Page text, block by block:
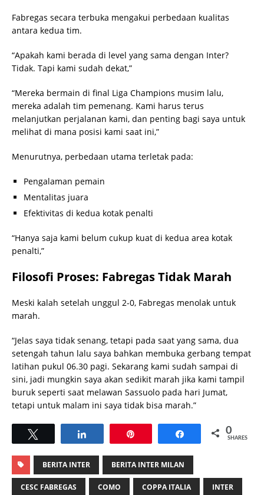
Fabregas secara terbuka mengakui perbedaan kualitas
antara kedua tim.
“Apakah kami berada di level yang sama dengan Inter?
Tidak. Tapi kami sudah dekat,”
“Mereka bermain di final Liga Champions musim lalu,
mereka adalah tim pemenang. Kami harus terus
melanjutkan perjalanan kami, dan penting bagi saya untuk
melihat di mana posisi kami saat ini,”
Menurutnya, perbedaan utama terletak pada:
Pengalaman pemain
Mentalitas juara
Efektivitas di kedua kotak penalti
“Hanya saja kami belum cukup kuat di kedua area kotak
penalti,”
Filosofi Proses: Fabregas Tidak Marah
Meski kalah setelah unggul 2-0, Fabregas menolak untuk
marah.
“Jelas saya tidak senang, tetapi pada saat yang sama, dua
setengah tahun lalu saya bahkan membuka gerbang tempat
latihan pukul 06.30 pagi. Sekarang kami sudah sampai di
sini, jadi mungkin saya akan sedikit marah jika kami tampil
buruk seperti saat melawan Sassuolo pada hari Jumat,
tetapi untuk malam ini saya tidak bisa marah.”
Share 0
SHARES
BERITA INTER BERITA INTER MILAN
CESC FABREGAS COMO COPPA ITALIA INTER